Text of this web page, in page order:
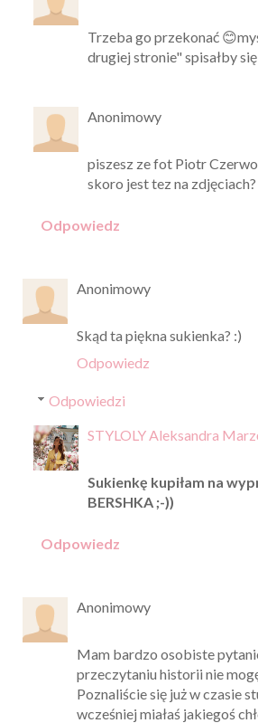
Trzeba go przekonać
drugiej stronie" spisałby
Anonimowy
piszesz ze fot Piotr
skoro jest tez na zdjęciach?
Odpowiedz
Anonimowy
Skąd ta piękna sukienka? :)
Odpowiedz
Odpowiedzi
STYLOLY Aleksandra
Sukienkę kupiłam na
BERSHKA ;-))
Odpowiedz
Anonimowy
Mam bardzo osobiste
przeczytaniu historii nie
Poznaliście się już w czasie
wcześniej miałaś jakiegoś